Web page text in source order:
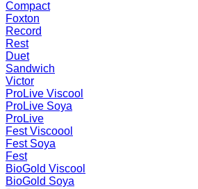
Compact
Foxton
Record
Rest
Duet
Sandwich
Victor
ProLive Viscool
ProLive Soya
ProLive
Fest Viscoool
Fest Soya
Fest
BioGold Viscool
BioGold Soya